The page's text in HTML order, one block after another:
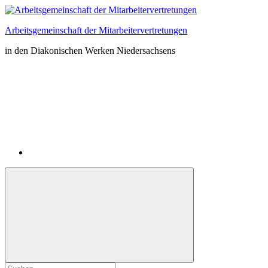
Zum
springen
Arbeitsgemeinschaft der Mitarbeitervertretungen
in den Diakonischen Werken Niedersachsens
Suchformular